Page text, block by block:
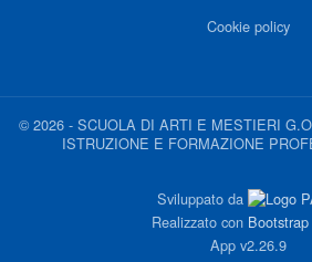
Cookie policy
©2026 - SCUOLA DI ARTI E MESTIERI
ISTRUZIONE E FORMAZIONE
Sviluppato da
Realizzato con
App v2.26.9